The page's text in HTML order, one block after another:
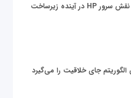
زیر پوست دنیای داده؛ نقش سرور HP در آینده زیرساخت
جای خلاقیت را می‌گیرد